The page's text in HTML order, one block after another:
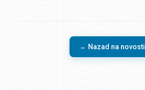
← Nazad na novosti